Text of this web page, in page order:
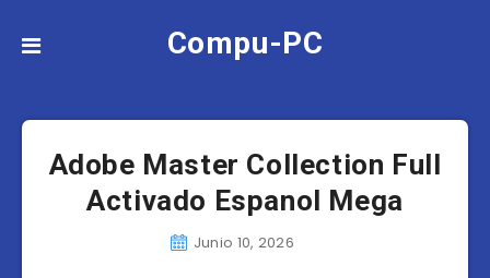
Compu-PC
Adobe Master Collection Full
Activado Espanol Mega
Junio 10, 2026